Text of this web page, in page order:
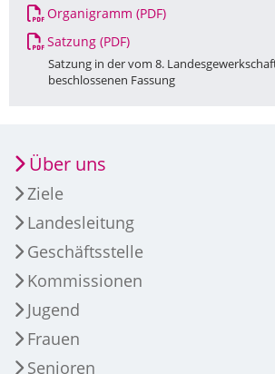
Organigramm (PDF)
Satzung (PDF)
Satzung in der vom 8.
beschlossenen Fassung
Über uns
Ziele
Landesleitung
Geschäftsstelle
Kommissionen
Jugend
Frauen
Senioren